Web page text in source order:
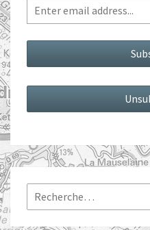
Rechercher :